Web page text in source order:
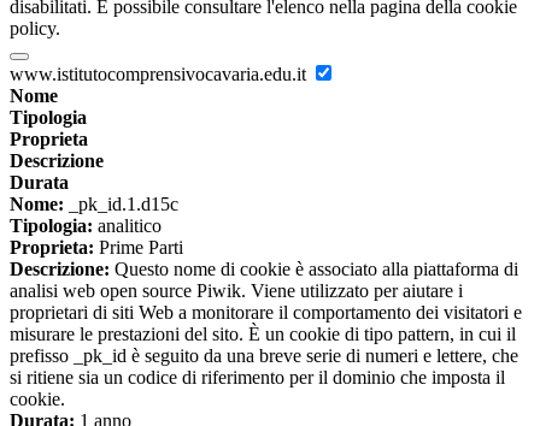
disabilitati. È possibile consultare l'elenco nella pagina della cookie
policy.
www.istitutocomprensivocavaria.edu.it
Nome
Tipologia
Proprieta
Descrizione
Durata
Nome: _pk_id.1.d15c
Tipologia: analitico
Proprieta: Prime Parti
Descrizione: Questo nome di cookie è associato alla piattaforma di
analisi web open source Piwik. Viene utilizzato per aiutare i
proprietari di siti Web a monitorare il comportamento dei visitatori e
misurare le prestazioni del sito. È un cookie di tipo pattern, in cui il
prefisso _pk_id è seguito da una breve serie di numeri e lettere, che
si ritiene sia un codice di riferimento per il dominio che imposta il
cookie.
Durata: 1 anno